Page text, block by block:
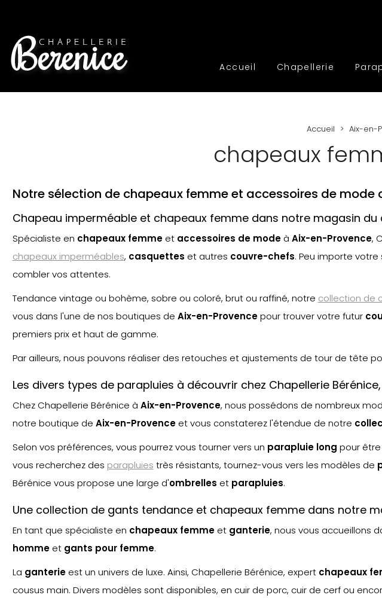
Accueil Chapellerie
Accueil Aix-en-
chapeaux
Notre sélection de chapeaux femme et accessoires de
Chapeau imperméable et chapeaux femme dans notre magasin
Spécialiste en chapeaux femmeet accessoires de modeà Aix-en-Provence,
chapeaux imperméables, casquettes et autres couvre-chefs. Peu importe votre
combler vos attentes.
Tendance vintage ou bohème, sobre ou coloré, brut ou raffiné, notre collection de
vous dans l'une de nos boutiques de Aix-en-Provencepour trouver votre futur
premiers prix et haut de gamme.
Par ailleurs, nous pouvons réaliser des retouches et ajustements de tour de tête
Les divers types de parapluies à découvrir chez Chapellerie
Chez Chapellerie Bérénice à Aix-en-Provence, nous possédons de nombreux
notre boutique de Aix-en-Provenceet vous constaterez l'étendue de notre
Selon vos préférences, vous pourrez vous tourner vers un parapluie long pour
vous recherchez des parapluies très résistants, tournez-vous vers les modèles de
Bérénice vous propose une large d'ombrelles et parapluies.
Une collection de gants tendance et chapeaux femme dans notre
En tant que spécialiste en chapeaux femmeet ganterie, nous vous accueillons
hommeet gants pour femme.
La ganterieest un univers de luxe. Ainsi, Chapellerie Bérénice, expert chapeaux
cousus main. Divers modèles sont disponibles, en cuir de porc, cuir de cerf ou